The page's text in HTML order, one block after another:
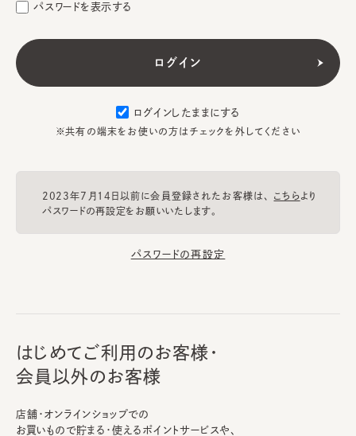
パスワードを表示する
ログインしたままにする
※共有の端末をお使いの方はチェックを外してください
2023年7月14日以前に会員登録されたお客様は、 こちらより
パスワードの再設定をお願いいたします。
パスワードの再設定
はじめてご利用のお客様・
会員以外のお客様
店舗・オンラインショップでの
お買いもので貯まる・使えるポイントサービスや、